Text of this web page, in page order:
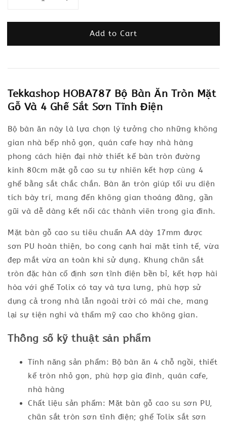
Add to Cart
Tekkashop HOBA787 Bộ Bàn Ăn Tròn Mặt
Gỗ Và 4 Ghế Sắt Sơn Tĩnh Điện
Bộ bàn ăn này là lựa chọn lý tưởng cho những không
gian nhà bếp nhỏ gọn, quán cafe hay nhà hàng
phong cách hiện đại nhờ thiết kế bàn tròn đường
kính 80cm mặt gỗ cao su tự nhiên kết hợp cùng 4
ghế bằng sắt chắc chắn. Bàn ăn tròn giúp tối ưu diện
tích bày trí, mang đến không gian thoáng đãng, gần
gũi và dễ dàng kết nối các thành viên trong gia đình.
Mặt bàn gỗ cao su tiêu chuẩn AA dày 17mm được
sơn PU hoàn thiện, bo cong cạnh hai mặt tinh tế, vừa
đẹp mắt vừa an toàn khi sử dụng. Khung chân sắt
tròn đặc hàn cố định sơn tĩnh điện bền bỉ, kết hợp hài
hòa với ghế Tolix có tay và tựa lưng, phù hợp sử
dụng cả trong nhà lẫn ngoài trời có mái che, mang
lại sự tiện nghi và thẩm mỹ cao cho không gian.
Thông số kỹ thuật sản phẩm
Tính năng sản phẩm: Bộ bàn ăn 4 chỗ ngồi, thiết
kế tròn nhỏ gọn, phù hợp gia đình, quán cafe,
nhà hàng
Chất liệu sản phẩm: Mặt bàn gỗ cao su sơn PU,
chân sắt tròn sơn tĩnh điện; ghế Tolix sắt sơn